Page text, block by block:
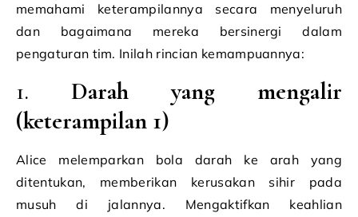
memahami keterampilannya secara menyeluruh
dan bagaimana mereka bersinergi dalam
pengaturan tim. Inilah rincian kemampuannya:
1. Darah yang mengalir
(keterampilan 1)
Alice melemparkan bola darah ke arah yang
ditentukan, memberikan kerusakan sihir pada
musuh di jalannya. Mengaktifkan keahlian